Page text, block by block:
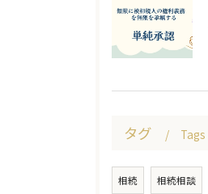
タグ Tags
相続 相続相談